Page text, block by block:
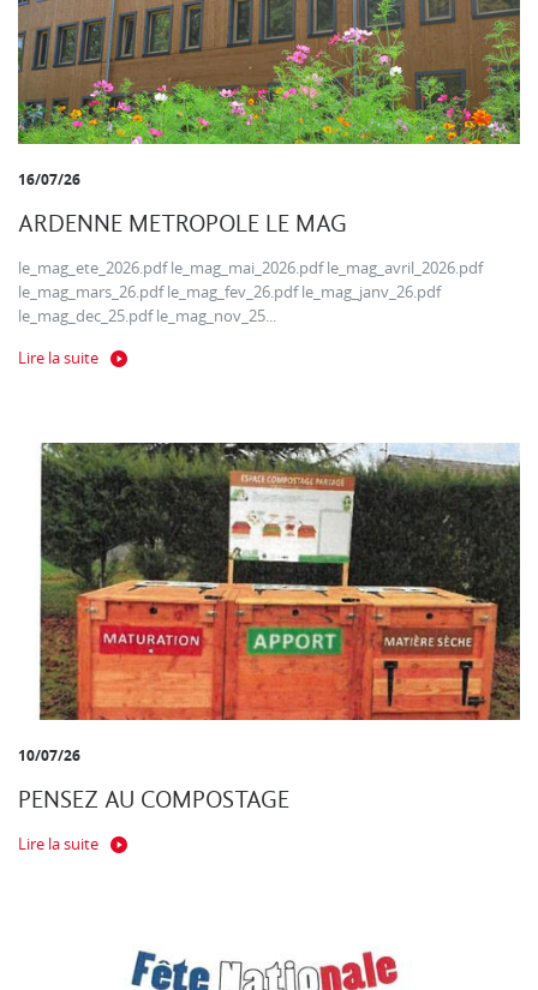
16/07/26
ARDENNE METROPOLE LE MAG
le_mag_ete_2026.pdf le_mag_mai_2026.pdf le_mag_avril_2026.pdf
le_mag_mars_26.pdf le_mag_fev_26.pdf le_mag_janv_26.pdf
le_mag_dec_25.pdf le_mag_nov_25...
Lire la suite
10/07/26
PENSEZ AU COMPOSTAGE
Lire la suite